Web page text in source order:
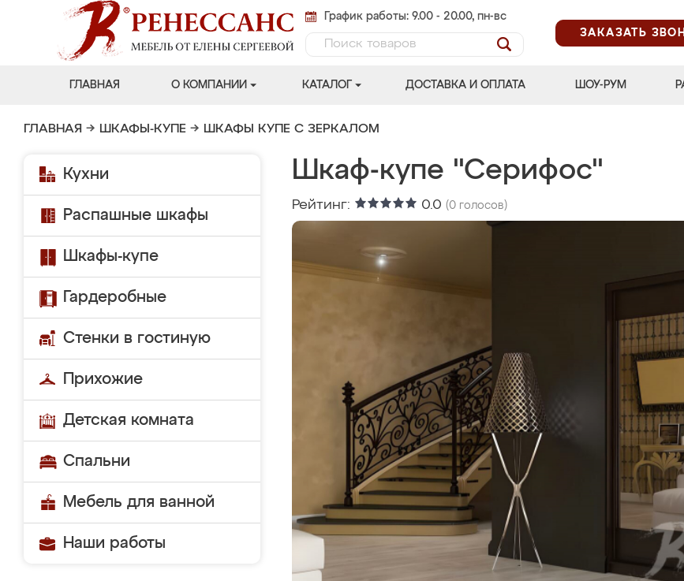
График работы: 9.00 - 20.00, пн-вс
ЗАКАЗАТЬ
ГЛАВНАЯ О КОМПАНИИ КАТАЛОГ ДОСТАВКА И ОПЛАТА ШОУ-РУМ
ГЛАВНАЯ → ШКАФЫ-КУПЕ → ШКАФЫ КУПЕ С ЗЕРКАЛОМ
Кухни
Распашные шкафы
Шкафы-купе
Гардеробные
Стенки в гостиную
Прихожие
Детская комната
Спальни
Мебель для ванной
Наши работы
Шкаф-купе "Серифос"
Рейтинг: 0.0 (0 голосов)